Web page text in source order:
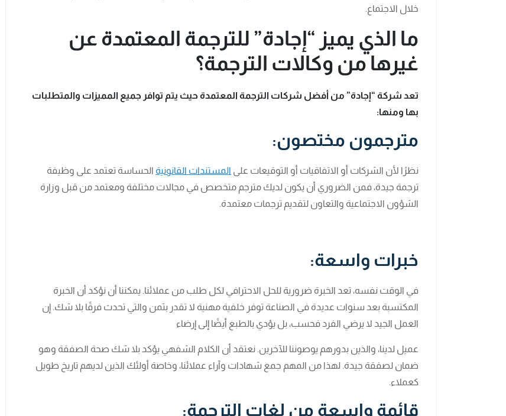
خلال الاجتماع.
ما الذي يميز “إجادة” للترجمة المعتمدة عن
غيرها من وكالات الترجمة؟
تعد شركة “إجادة” من أفضل شركات الترجمة المعتمدة حيث يتم توافر جميع المميزات والمتطلبات
بها ومنها:
مترجمون مختصون:
نظرًا لأن الشركات أو الاتفاقيات أو التوقيعات على المستندات القانونية الحساسة تعتمد على وظيفة
ترجمة جيدة، فمن الضروري أن يكون لديك مترجم متخصص في مجالات مختلفة ومعتمد من قبل وزارة
الشؤون الاجتماعية والتعاون لتقديم ترجمات معتمدة.
خبرات واسعة:
في الوقت نفسه، تعد الخبرة ضرورية للحل الاحترافي لكل طلب من عملائنا. يمكننا أن نؤكد أن الخبرة
المكتسبة بعد سنوات عديدة في الصناعة توفر خلفية مهنية لا تقدر بثمن والتي تحدث فرقًا بلا شك. إن
العمل الجيد لا يرضي الفرد فحسب، بل يؤدي بالطبع أيضًا إلى إرضاء
عميل لدينا، والذين بدورهم يوصوننا للآخرين. نعتقد أن الكلام الشفهي يؤكد بلا شك صحة الصفقة وهو
ضمان لصفقة جيدة. لهذا من المهم جمع شهادات وآراء عملائنا، وخاصة أولئك الذين لديهم تاريخ طويل
كعملاء.
قائمة واسعة من لغات الترجمة: